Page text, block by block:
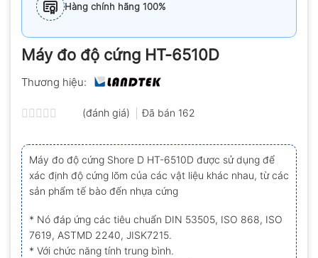
Hàng chính hãng 100%
Máy đo độ cứng HT-6510D
Thương hiệu:
xếp
hạng
0.0
5
sao
(đánh giá) Đã bán 162
Máy đo độ cứng Shore D HT-6510D được sử dụng để
xác định độ cứng lõm của các vật liệu khác nhau, từ các
sản phẩm tế bào đến nhựa cứng
* Nó đáp ứng các tiêu chuẩn DIN 53505, ISO 868, ISO
7619, ASTMD 2240, JISK7215.
* Với chức năng tính trung bình.